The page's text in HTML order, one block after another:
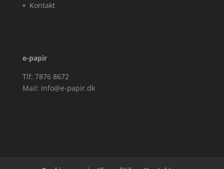
Kontakt
e-papir
Tlf: 7876 8672
Mail: info@e-papir.dk